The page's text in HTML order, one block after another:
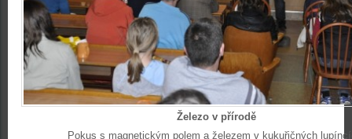
Železo v přírodě
Pokus s magnetickým polem a železem v kukuřičných